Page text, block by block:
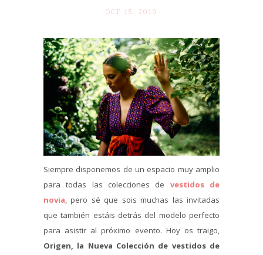
OCT 15. 2019
Siempre disponemos de un espacio muy amplio
para todas las colecciones de vestidos de
novia, pero sé que sois muchas las invitadas
que también estáis detrás del modelo perfecto
para asistir al próximo evento. Hoy os traigo,
Origen, la Nueva Colección de vestidos de